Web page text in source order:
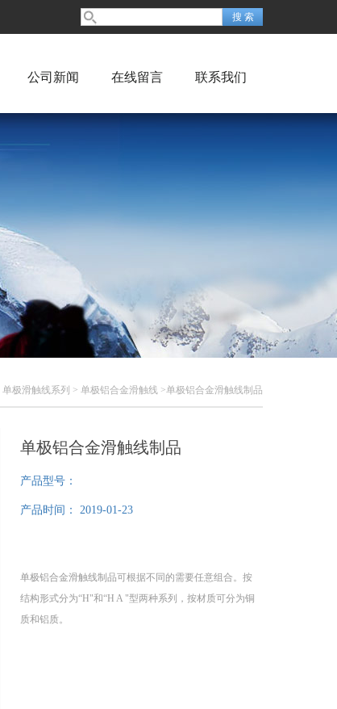
公司新闻 在线留言 联系我们
单极滑触线系列 > 单极铝合金滑触线 >单极铝合金滑触线制品
单极铝合金滑触线制品
产品型号：
产品时间： 2019-01-23
单极铝合金滑触线制品可根据不同的需要任意组合。按
结构形式分为“H"和“H A "型两种系列，按材质可分为铜
质和铝质。